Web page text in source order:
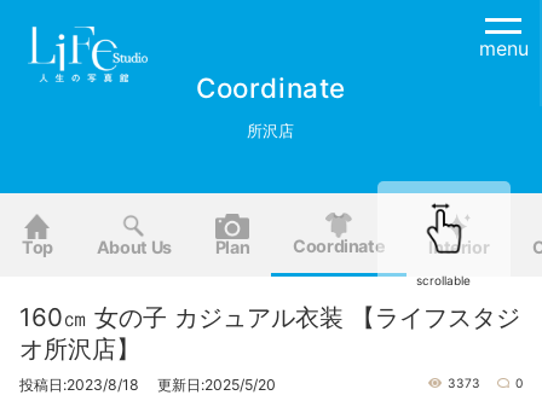
menu
Coordinate
所沢店
Top About Us Plan Coordinate Interior
160㎝ 女の子 カジュアル衣装 【ライフスタジ
オ所沢店】
投稿日:2023/8/18 更新日:2025/5/20 3373 0